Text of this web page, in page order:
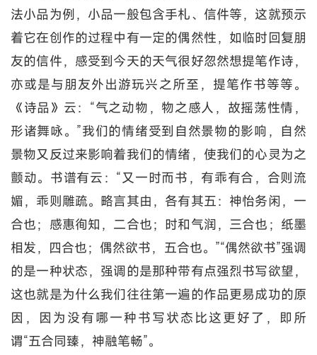
法小品为例，小品一般包含手札、信件等，这就预示
着它在创作的过程中有一定的偶然性，如临时回复朋
友的信件，感受到今天的天气很好忽然想提笔作诗，
亦或是与朋友外出游玩兴之所至，提笔作书等等。
《诗品》云：“气之动物，物之感人，故摇荡性情，
形诸舞咏。”我们的情绪受到自然景物的影响，自然
景物又反过来影响着我们的情绪，使我们的心灵为之
颤动。书谱有云：“又一时而书，有乖有合，合则流
媚，乖则雕疏。略言其由，各有其五：神怡务闲，一
合也；感惠徇知，二合也；时和气润，三合也；纸墨
相发，四合也；偶然欲书，五合也。”“偶然欲书”强调
的是一种状态，强调的是那种带有点强烈书写欲望，
这也就是为什么我们往往第一遍的作品更易成功的原
因，因为没有哪一种书写状态比这更好了，即所
谓“五合同臻，神融笔畅”。